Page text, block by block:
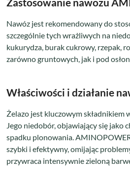
Nawóz jest rekomendowany do
szczególnie tych wrażliwych na
kukurydza, burak cukrowy, rzepak,
zarówno gruntowych, jak i pod
Właściwości i działanie
Żelazo jest kluczowym
Jego niedobór, objawiający się jako
spadku plonowania.
szybki i efektywny, omijając
przywraca intensywnie zieloną